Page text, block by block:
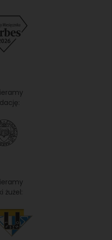
żużel: